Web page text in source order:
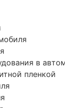
в
пленкой